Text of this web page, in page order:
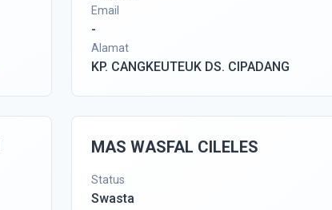
Email
-
Alamat
KP. CANGKEUTEUK DS. CIPADANG
MAS WASFAL CILELES
Status
Swasta